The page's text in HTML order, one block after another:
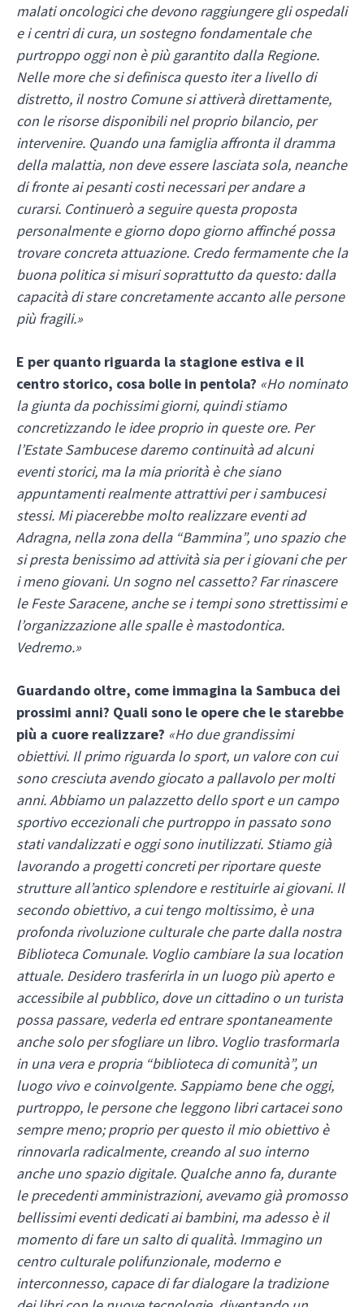
malati oncologici che devono raggiungere gli ospedali
e i centri di cura, un sostegno fondamentale che
purtroppo oggi non è più garantito dalla Regione.
Nelle more che si definisca questo iter a livello di
distretto, il nostro Comune si attiverà direttamente,
con le risorse disponibili nel proprio bilancio, per
intervenire. Quando una famiglia affronta il dramma
della malattia, non deve essere lasciata sola, neanche
di fronte ai pesanti costi necessari per andare a
curarsi. Continuerò a seguire questa proposta
personalmente e giorno dopo giorno affinché possa
trovare concreta attuazione. Credo fermamente che la
buona politica si misuri soprattutto da questo: dalla
capacità di stare concretamente accanto alle persone
più fragili.»
E per quanto riguarda la stagione estiva e il
centro storico, cosa bolle in pentola? «Ho nominato
la giunta da pochissimi giorni, quindi stiamo
concretizzando le idee proprio in queste ore. Per
l’Estate Sambucese daremo continuità ad alcuni
eventi storici, ma la mia priorità è che siano
appuntamenti realmente attrattivi per i sambucesi
stessi. Mi piacerebbe molto realizzare eventi ad
Adragna, nella zona della “Bammina”, uno spazio che
si presta benissimo ad attività sia per i giovani che per
i meno giovani. Un sogno nel cassetto? Far rinascere
le Feste Saracene, anche se i tempi sono strettissimi e
l’organizzazione alle spalle è mastodontica.
Vedremo.»
Guardando oltre, come immagina la Sambuca dei
prossimi anni? Quali sono le opere che le starebbe
più a cuore realizzare? «Ho due grandissimi
obiettivi. Il primo riguarda lo sport, un valore con cui
sono cresciuta avendo giocato a pallavolo per molti
anni. Abbiamo un palazzetto dello sport e un campo
sportivo eccezionali che purtroppo in passato sono
stati vandalizzati e oggi sono inutilizzati. Stiamo già
lavorando a progetti concreti per riportare queste
strutture all’antico splendore e restituirle ai giovani. Il
secondo obiettivo, a cui tengo moltissimo, è una
profonda rivoluzione culturale che parte dalla nostra
Biblioteca Comunale. Voglio cambiare la sua location
attuale. Desidero trasferirla in un luogo più aperto e
accessibile al pubblico, dove un cittadino o un turista
possa passare, vederla ed entrare spontaneamente
anche solo per sfogliare un libro. Voglio trasformarla
in una vera e propria “biblioteca di comunità”, un
luogo vivo e coinvolgente. Sappiamo bene che oggi,
purtroppo, le persone che leggono libri cartacei sono
sempre meno; proprio per questo il mio obiettivo è
rinnovarla radicalmente, creando al suo interno
anche uno spazio digitale. Qualche anno fa, durante
le precedenti amministrazioni, avevamo già promosso
bellissimi eventi dedicati ai bambini, ma adesso è il
momento di fare un salto di qualità. Immagino un
centro culturale polifunzionale, moderno e
interconnesso, capace di far dialogare la tradizione